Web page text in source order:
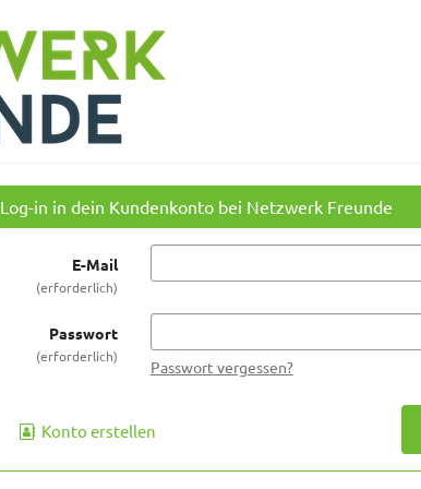
Log-in in dein Kundenkonto bei Netzwerk Freunde
E-Mail
erforderlich
Passwort
erforderlich
Passwort vergessen?
Konto erstellen